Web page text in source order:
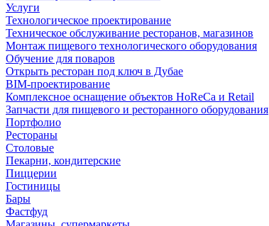
Услуги
Технологическое проектирование
Техническое обслуживание ресторанов, магазинов
Монтаж пищевого технологического оборудования
Обучение для поваров
Открыть ресторан под ключ в Дубае
BIM-проектирование
Комплексное оснащение объектов HoReCa и Retail
Запчасти для пищевого и ресторанного оборудования
Портфолио
Рестораны
Столовые
Пекарни, кондитерские
Пиццерии
Гостиницы
Бары
Фастфуд